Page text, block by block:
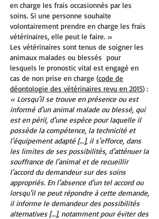
en charge les frais occasionnés par les
soins. Si une personne souhaite
volontairement prendre en charge les frais
vétérinaires, elle peut le faire. »
Les vétérinaires sont tenus de soigner les
animaux malades ou blessés pour
lesquels le pronostic vital est engagé en
cas de non prise en charge (code de
déontologie des vétérinaires revu en 2015) :
« Lorsqu'il se trouve en présence ou est
informé d'un animal malade ou blessé, qui
est en péril, d'une espèce pour laquelle il
possède la compétence, la technicité et
l'équipement adapté [...], il s'efforce, dans
les limites de ses possibilités, d'atténuer la
souffrance de l'animal et de recueillir
l'accord du demandeur sur des soins
appropriés. En l'absence d'un tel accord ou
lorsqu'il ne peut répondre à cette demande,
il informe le demandeur des possibilités
alternatives [...], notamment pour éviter des